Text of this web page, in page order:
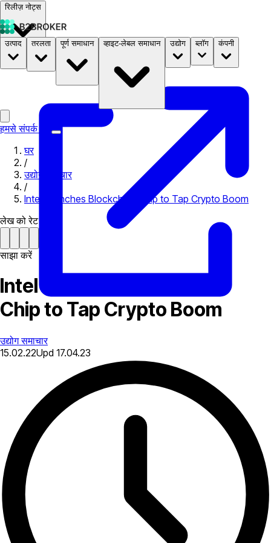
रिलीज़ नोट्स
दस्तावेज़ मूल्य निर्धारणB2STORE
उत्पाद तरलता पूर्ण समाधान व्हाइट-लेबल समाधान उद्योग ब्लॉग कंपनी
हमसे संपर्क करें
घर
/
उद्योग समाचार
/
Intel Launches Blockchain Chip to Tap Crypto Boom
लेख को रेट करें
साझा करें
Intel Launches Blockchain
Chip to Tap Crypto Boom
उद्योग समाचार
15.02.22Upd 17.04.23